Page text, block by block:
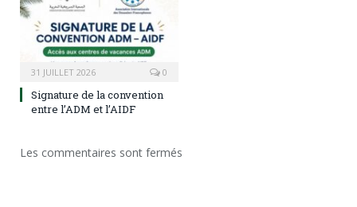
31 JUILLET 2026 0
Signature de la convention
entre l’ADM et l’AIDF
Les commentaires sont fermés